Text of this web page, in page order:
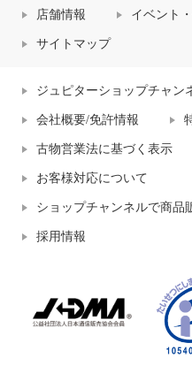
店舗情報 イベント
サイトマップ
ジュピターショップチャン
会社概要/免許情報
古物営業法に基づく表示
お客様対応について
ショップチャンネルで商品
採用情報